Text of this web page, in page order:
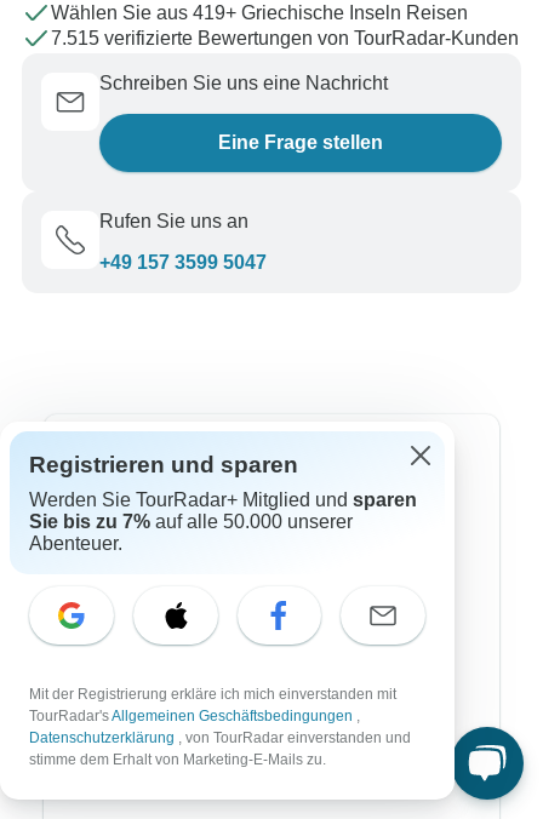
Wählen Sie aus 419+ Griechische Inseln Reisen
7.515 verifizierte Bewertungen von TourRadar-Kunden
Schreiben Sie uns eine Nachricht
Eine Frage stellen
Rufen Sie uns an
+49 157 3599 5047
Top Reiseziele
Afrika
Australien
Europa
Südamerika
Ägypten
Registrieren und sparen
Werden Sie TourRadar+ Mitglied und sparen
Sie bis zu 7% auf alle 50.000 unserer
Abenteuer.
Mit der Registrierung erkläre ich mich einverstanden mit
TourRadar'sAllgemeinen Geschäftsbedingungen ,
Datenschutzerklärung , von TourRadar einverstanden und
stimme dem Erhalt von Marketing-E-Mails zu.